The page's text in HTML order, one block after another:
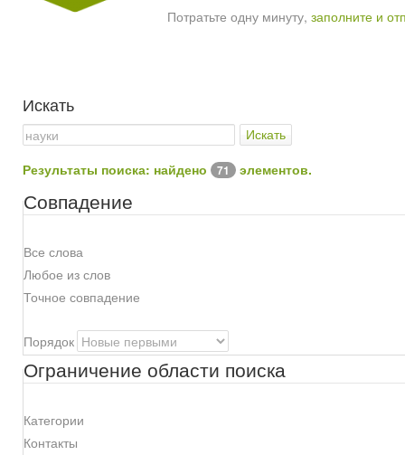
Потратьте одну минуту, заполните и
Искать
Искать
Результаты поиска: найдено 71 элементов.
Совпадение
Все слова
Любое из слов
Точное совпадение
Порядок
Ограничение области поиска
Категории
Контакты